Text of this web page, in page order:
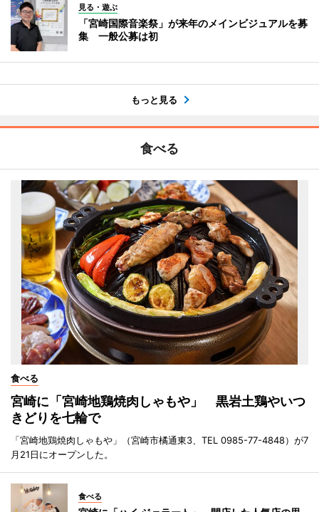
見る・遊ぶ
「宮崎国際音楽祭」が来年のメインビジュアルを募
集 一般公募は初
もっと見る
食べる
食べる
宮崎に「宮崎地鶏焼肉しゃもや」 黒岩土鶏やいつ
きどりを七輪で
「宮崎地鶏焼肉しゃもや」（宮崎市橘通東3、TEL 0985-77-4848）が7
月21日にオープンした。
食べる